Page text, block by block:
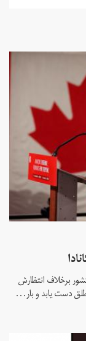
برخلاف انتظارش
دست یابد و بار...